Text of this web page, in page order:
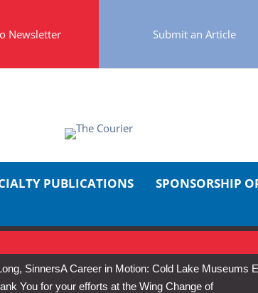
Newsletter Submit an Article
PUBLICATIONS
SPONSORSHIP
SinnersA Career in Motion: Cold Lake Museums
You for your efforts at the Wing Change of